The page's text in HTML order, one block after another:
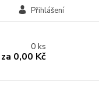
Přihlášení
0ks
za 0,00 Kč